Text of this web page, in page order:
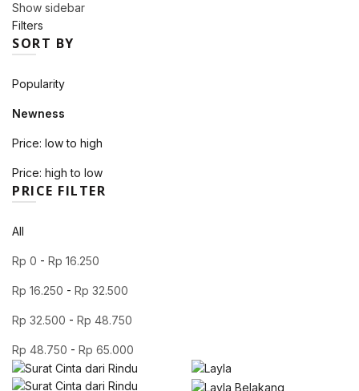
Show sidebar
Filters
SORT BY
Popularity
Newness
Price: low to high
Price: high to low
PRICE FILTER
All
Rp 0 - Rp 16.250
Rp 16.250 - Rp 32.500
Rp 32.500 - Rp 48.750
Rp 48.750 - Rp 65.000